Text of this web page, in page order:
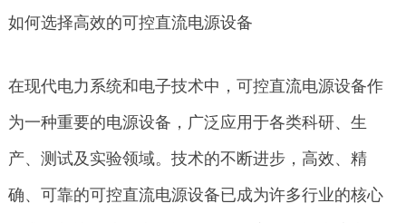
如何选择高效的可控直流电源设备
在现代电力系统和电子技术中，可控直流电源设备作
为一种重要的电源设备，广泛应用于各类科研、生
产、测试及实验领域。技术的不断进步，高效、精
确、可靠的可控直流电源设备已成为许多行业的核心